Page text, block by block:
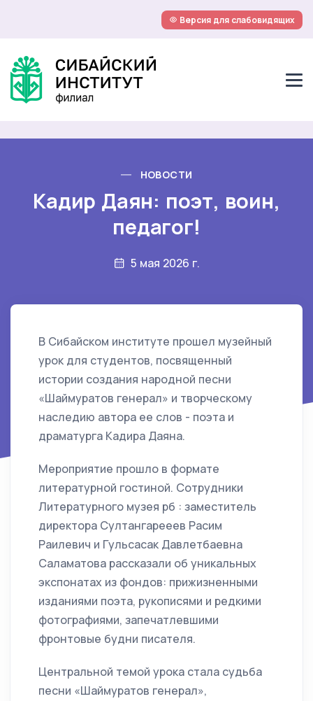
Версия для слабовидящих
НОВОСТИ
Кадир Даян: поэт, воин,
педагог!
5 мая 2026 г.
В Сибайском институте прошел музейный
урок для студентов, посвященный
истории создания народной песни
«Шаймуратов генерал» и творческому
наследию автора ее слов - поэта и
драматурга Кадира Даяна.
Мероприятие прошло в формате
литературной гостиной. Сотрудники
Литературного музея рб : заместитель
директора Султангарееев Расим
Раилевич и Гульсасак Давлетбаевна
Саламатова рассказали об уникальных
экспонатах из фондов: прижизненными
изданиями поэта, рукописями и редкими
фотографиями, запечатлевшими
фронтовые будни писателя.
Центральной темой урока стала судьба
песни «Шаймуратов генерал»,